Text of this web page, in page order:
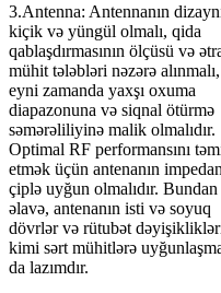
3.Antenna: Antennanın
kiçik və yüngül olmalı, qida
qablaşdırmasının ölçüsü və
mühit tələbləri nəzərə alınmalı,
eyni zamanda yaxşı oxuma
diapazonuna və siqnal ötürmə
səmərəliliyinə malik olmalıdır.
Optimal RF performansını
etmək üçün antenanın
çiplə uyğun olmalıdır. Bundan
əlavə, antenanın isti və soyuq
dövrlər və rütubət
kimi sərt mühitlərə
da lazımdır.